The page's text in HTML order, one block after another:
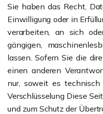
Sie haben das Recht,
Einwilligung oder in
verarbeiten, an sich
gängigen,
lassen. Sofern Sie die
einen anderen
nur, soweit es
Verschlüsselung Diese
und zum Schutz der